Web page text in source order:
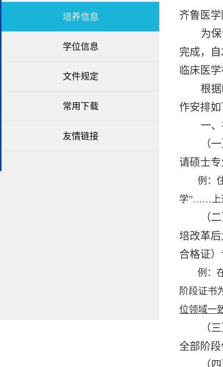
培养信息
学位信息
文件规定
常用下载
友情链接
齐鲁医
为
完成，自
临床医
根
作安排
一
（
请硕士
例：
学”……上
（
培改革
合格证）
例：
阶段证书
位领域一
（
全部阶
（